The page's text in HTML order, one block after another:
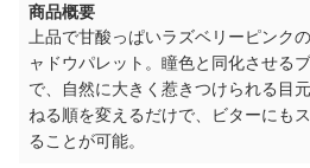
商品概要
上品で甘酸っぱいラズベリーピンク
ャドウパレット。瞳色と同化させる
で、自然に大きく惹きつけられる目
ねる順を変えるだけで、ビターにも
ることが可能。